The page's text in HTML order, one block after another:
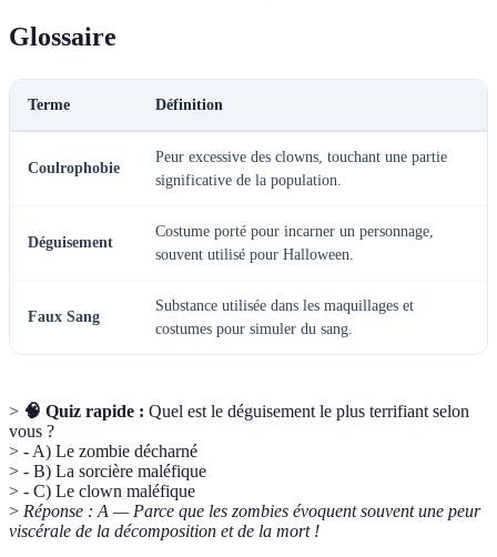
Glossaire
Terme Définition
Coulrophobie
Peur excessive des clowns, touchant une partie
significative de la population.
Déguisement
Costume porté pour incarner un personnage,
souvent utilisé pour Halloween.
Faux Sang
Substance utilisée dans les maquillages et
costumes pour simuler du sang.
> 🧠 Quiz rapide : Quel est le déguisement le plus terrifiant selon
vous ?
> - A) Le zombie décharné
> - B) La sorcière maléfique
> - C) Le clown maléfique
> Réponse : A — Parce que les zombies évoquent souvent une peur
viscérale de la décomposition et de la mort !